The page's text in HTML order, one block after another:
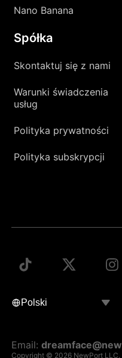
Nano Banana
Spółka
Skontaktuj się z nami
Warunki świadczenia
usług
Polityka prywatności
Polityka subskrypcji
Email:
Copyright © 2026 NewPort LLC.